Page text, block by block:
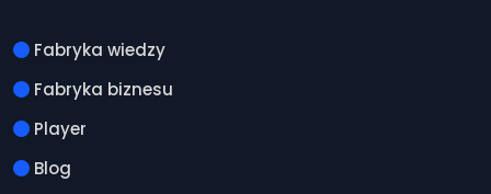
Fabryka wiedzy
Fabryka biznesu
Player
Blog